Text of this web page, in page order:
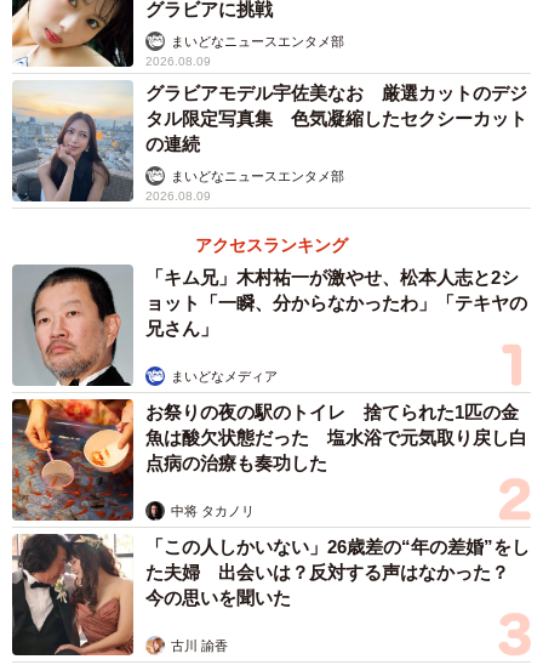
グラビアに挑戦
まいどなニュースエンタメ部
2026.08.09
グラビアモデル宇佐美なお 厳選カットのデジ
タル限定写真集 色気凝縮したセクシーカット
の連続
まいどなニュースエンタメ部
2026.08.09
アクセスランキング
「キム兄」木村祐一が激やせ、松本人志と2シ
ョット「一瞬、分からなかったわ」「テキヤの
兄さん」
まいどなメディア
お祭りの夜の駅のトイレ 捨てられた1匹の金
魚は酸欠状態だった 塩水浴で元気取り戻し白
点病の治療も奏功した
中将 タカノリ
「この人しかいない」26歳差の“年の差婚”をし
た夫婦 出会いは？反対する声はなかった？
今の思いを聞いた
古川 諭香